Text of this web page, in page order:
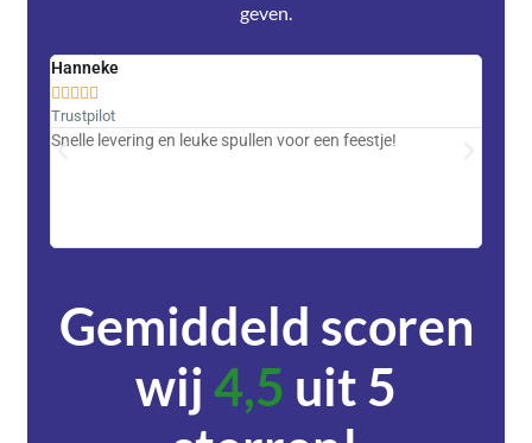
geven.
Hanneke

Trustpilot
Snelle levering en leuke spullen voor een feestje!
Gemiddeld scoren
wij4,5 uit 5